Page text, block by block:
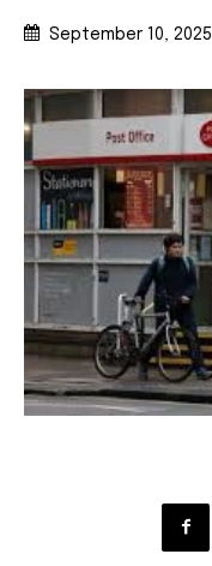
September 10, 2025